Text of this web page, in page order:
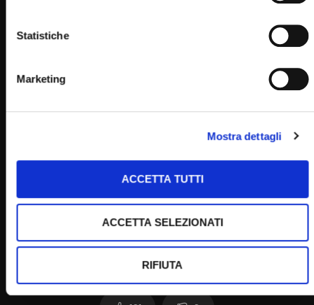
Statistiche
Marketing
Mostra dettagli
ACCETTA TUTTI
ACCETTA SELEZIONATI
RIFIUTA
Home
Media:0]